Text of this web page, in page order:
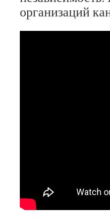
организаций